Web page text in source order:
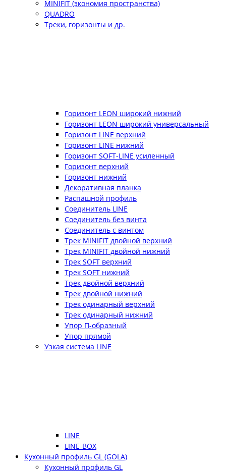
MINIFIT (экономия пространства)
QUADRO
Треки, горизонты и др.
Горизонт LEON широкий нижний
Горизонт LEON широкий универсальный
Горизонт LINE верхний
Горизонт LINE нижний
Горизонт SOFT-LINE усиленный
Горизонт верхний
Горизонт нижний
Декоративная планка
Распашной профиль
Соединитель LINE
Соединитель без винта
Соединитель с винтом
Трек MINIFIT двойной верхний
Трек MINIFIT двойной нижний
Трек SOFT верхний
Трек SOFT нижний
Трек двойной верхний
Трек двойной нижний
Трек одинарный верхний
Трек одинарный нижний
Упор П-образный
Упор прямой
Узкая система LINE
LINE
LINE-BOX
Кухонный профиль GL (GOLA)
Кухонный профиль GL